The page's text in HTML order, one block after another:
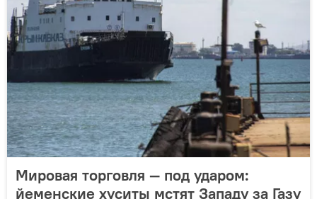
Мировая торговля — под ударом:
йеменские хуситы мстят Западу за Газу